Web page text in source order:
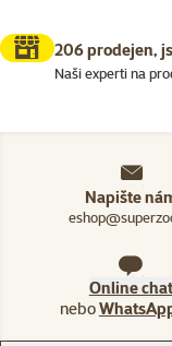
206 prodejen,
Naši experti na
Napište
Online chat
nebo